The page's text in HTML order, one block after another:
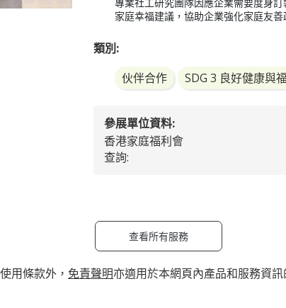
家庭幸福建議，協助企業強化家庭友
類別:
伙伴合作
SDG 3 良好健康與
參展單位資料:
香港家庭福利會
查詢:
查看所有服務
用條款外， 免責聲明亦適用於本網頁內產品和服務資訊